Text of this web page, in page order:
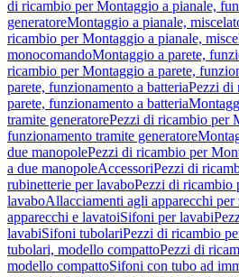
di ricambio per Montaggio a pianale,
generatoreMontaggio a pianale,
ricambio per Montaggio a pianale,
monocomandoMontaggio a parete,
ricambio per Montaggio a parete,
parete, funzionamento a batteriaPezzi di
parete, funzionamento a batteria
tramite generatorePezzi di ricambio per
funzionamento tramite generatore
due manopolePezzi di ricambio per
a due manopoleAccessoriPezzi di
rubinetterie per lavaboPezzi di ricambio
lavaboAllacciamenti agli apparecchi
apparecchi e lavatoiSifoni per lavabi
lavabiSifoni tubolariPezzi di ricambio
tubolari, modello compattoPezzi di
modello compattoSifoni con tubo ad